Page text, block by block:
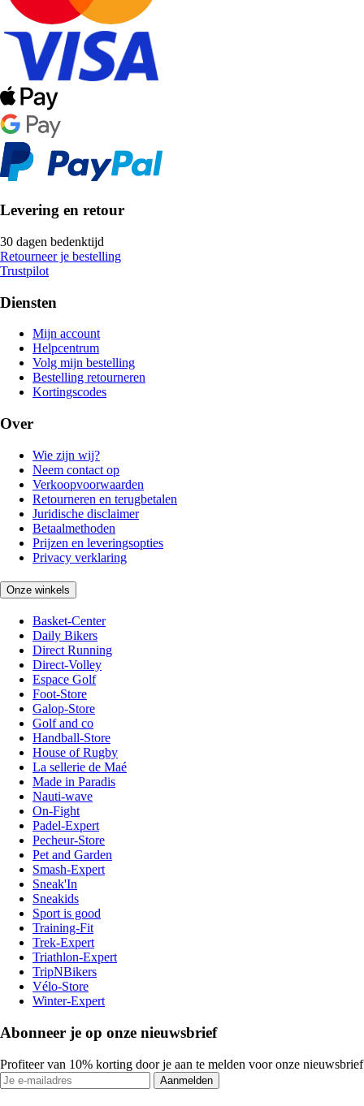
Levering en retour
30 dagen bedenktijd
Retourneer je bestelling
Trustpilot
Diensten
Mijn account
Helpcentrum
Volg mijn bestelling
Bestelling retourneren
Kortingscodes
Over
Wie zijn wij?
Neem contact op
Verkoopvoorwaarden
Retourneren en terugbetalen
Juridische disclaimer
Betaalmethoden
Prijzen en leveringsopties
Privacy verklaring
Onze winkels
Basket-Center
Daily Bikers
Direct Running
Direct-Volley
Espace Golf
Foot-Store
Galop-Store
Golf and co
Handball-Store
House of Rugby
La sellerie de Maé
Made in Paradis
Nauti-wave
On-Fight
Padel-Expert
Pecheur-Store
Pet and Garden
Smash-Expert
Sneak'In
Sneakids
Sport is good
Training-Fit
Trek-Expert
Triathlon-Expert
TripNBikers
Vélo-Store
Winter-Expert
Abonneer je op onze nieuwsbrief
Profiteer van 10% korting door je aan te melden voor onze nieuwsbrief
Aanmelden